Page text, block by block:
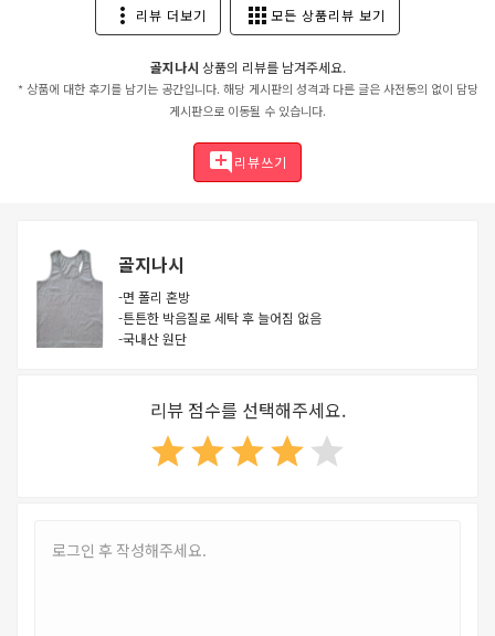
more_vert 리뷰 더보기 apps 모든 상품리뷰 보기
골지나시 상품의 리뷰를 남겨주세요.
* 상품에 대한 후기를 남기는 공간입니다. 해당 게시판의 성격과 다른 글은 사전동의 없이 담당
게시판으로 이동될 수 있습니다.
add_comment 리뷰쓰기
골지나시
-면 폴리 혼방
-튼튼한 박음질로 세탁 후 늘어짐 없음
-국내산 원단
리뷰 점수를 선택해주세요.
starstarstarstarstar